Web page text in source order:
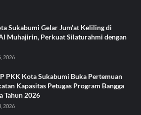
Sukabumi Gelar Jum’at Keliling di
Muhajirin, Perkuat Silaturahmi dengan
2026
PKK Kota Sukabumi Buka Pertemuan
Kapasitas Petugas Program Bangga
Tahun 2026
2026